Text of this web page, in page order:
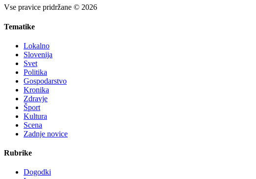
Vse pravice pridržane © 2026
Tematike
Lokalno
Slovenija
Svet
Politika
Gospodarstvo
Kronika
Zdravje
Šport
Kultura
Scena
Zadnje novice
Rubrike
Dogodki